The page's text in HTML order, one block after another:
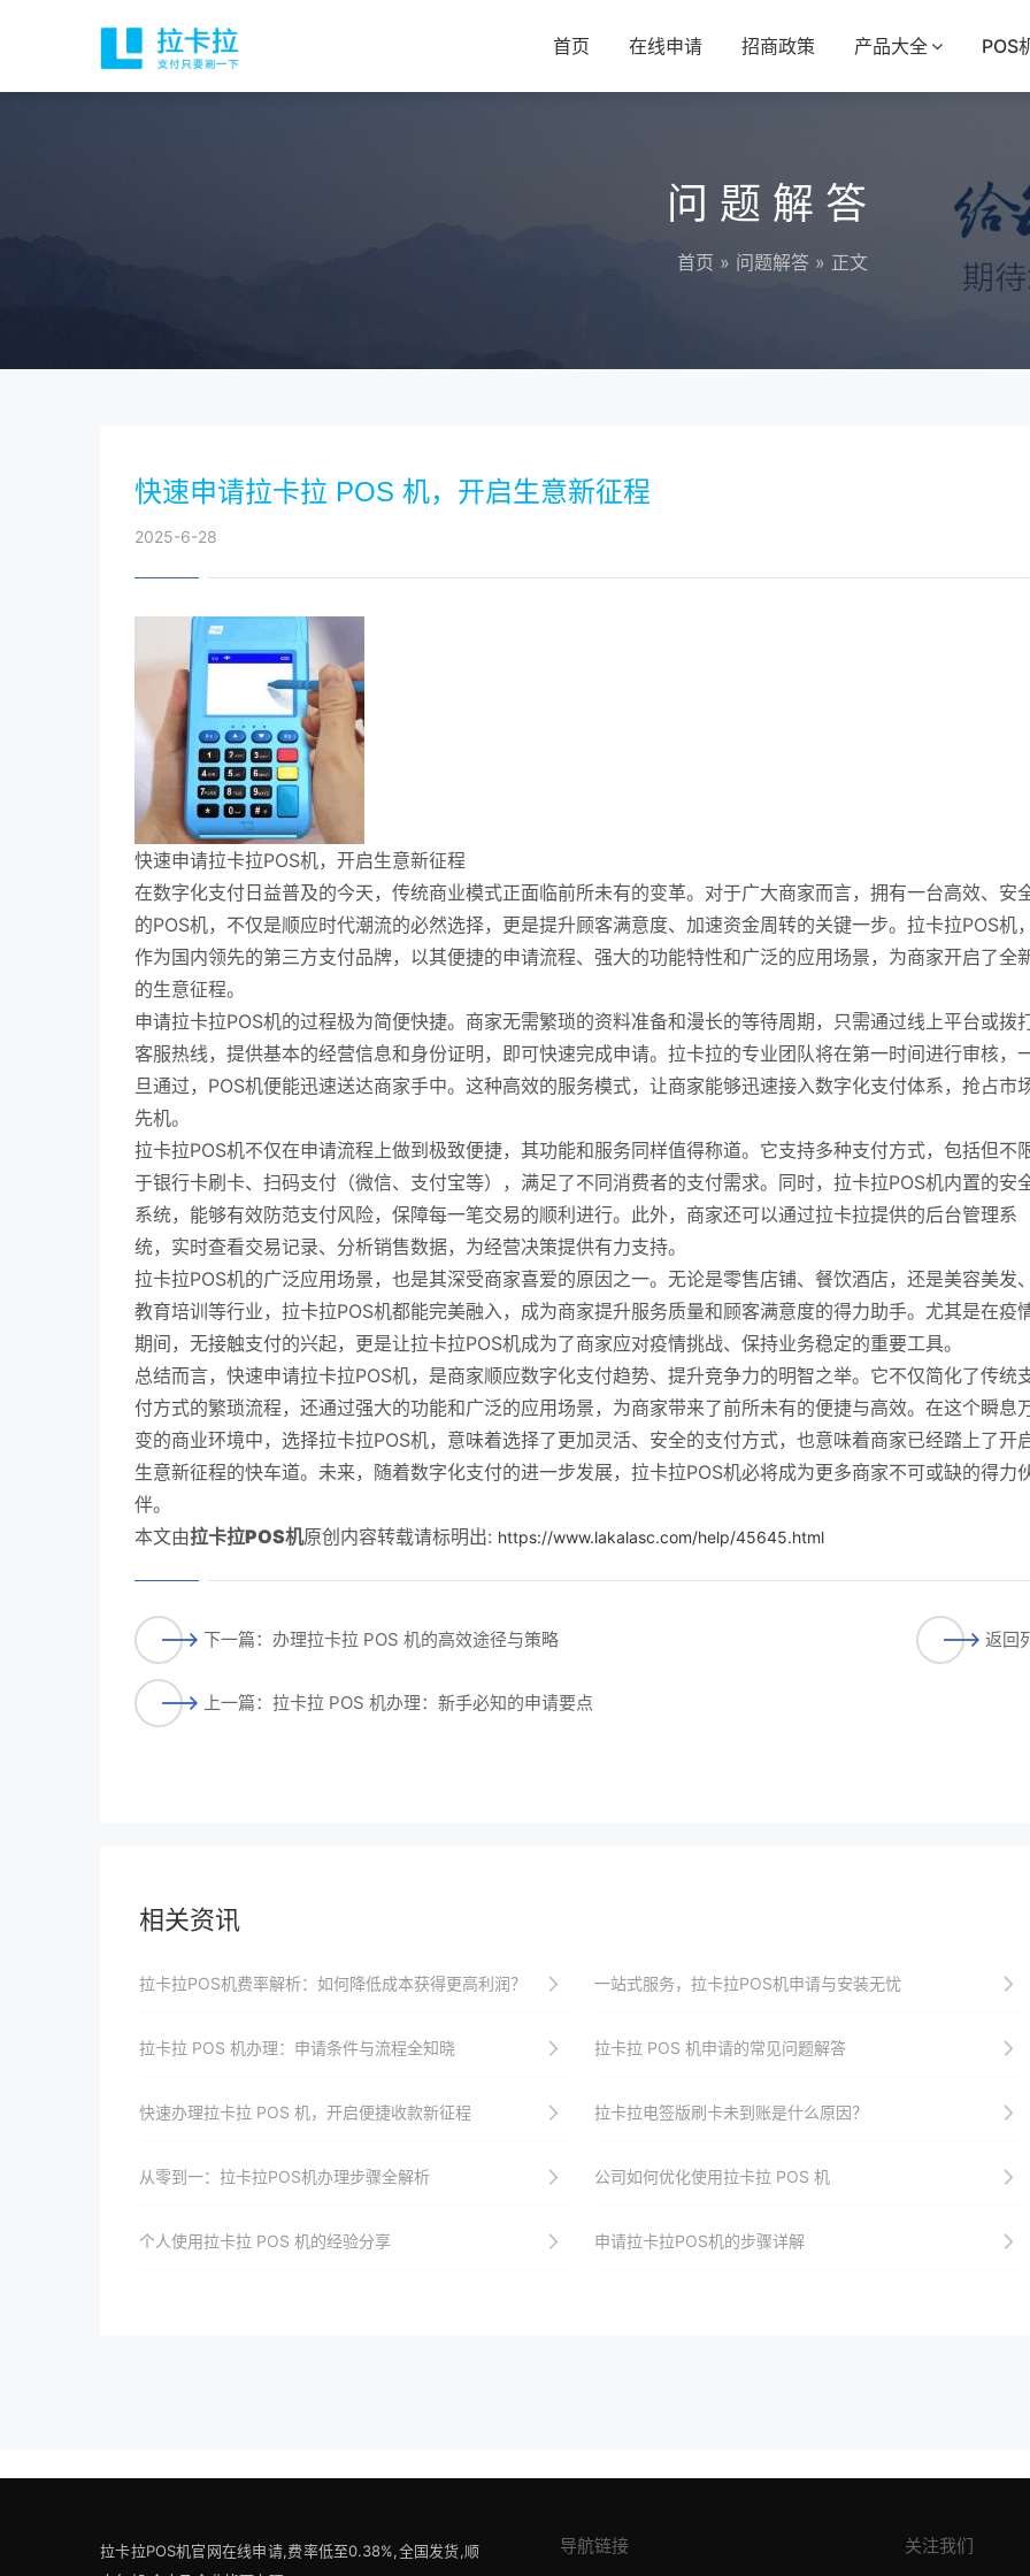
首页 在线申请 招商政策 产品大全 POS
问题解答
首页 » 问题解答 » 正文
快速申请拉卡拉 POS 机，开启生意新征程
2025-6-28
快速申请拉卡拉POS机，开启生意新征程
在数字化支付日益普及的今天，传统商业模式正面临前所未有的变革。对于广大商家而言，拥有一台高效、安
的POS机，不仅是顺应时代潮流的必然选择，更是提升顾客满意度、加速资金周转的关键一步。拉卡拉POS机
作为国内领先的第三方支付品牌，以其便捷的申请流程、强大的功能特性和广泛的应用场景，为商家开启了全
的生意征程。
申请拉卡拉POS机的过程极为简便快捷。商家无需繁琐的资料准备和漫长的等待周期，只需通过线上平台或拨
客服热线，提供基本的经营信息和身份证明，即可快速完成申请。拉卡拉的专业团队将在第一时间进行审核，
旦通过，POS机便能迅速送达商家手中。这种高效的服务模式，让商家能够迅速接入数字化支付体系，抢占市
先机。
拉卡拉POS机不仅在申请流程上做到极致便捷，其功能和服务同样值得称道。它支持多种支付方式，包括但不
于银行卡刷卡、扫码支付（微信、支付宝等），满足了不同消费者的支付需求。同时，拉卡拉POS机内置的安
系统，能够有效防范支付风险，保障每一笔交易的顺利进行。此外，商家还可以通过拉卡拉提供的后台管理系
统，实时查看交易记录、分析销售数据，为经营决策提供有力支持。
拉卡拉POS机的广泛应用场景，也是其深受商家喜爱的原因之一。无论是零售店铺、餐饮酒店，还是美容美发
教育培训等行业，拉卡拉POS机都能完美融入，成为商家提升服务质量和顾客满意度的得力助手。尤其是在疫
期间，无接触支付的兴起，更是让拉卡拉POS机成为了商家应对疫情挑战、保持业务稳定的重要工具。
总结而言，快速申请拉卡拉POS机，是商家顺应数字化支付趋势、提升竞争力的明智之举。它不仅简化了传统
付方式的繁琐流程，还通过强大的功能和广泛的应用场景，为商家带来了前所未有的便捷与高效。在这个瞬息
变的商业环境中，选择拉卡拉POS机，意味着选择了更加灵活、安全的支付方式，也意味着商家已经踏上了开
生意新征程的快车道。未来，随着数字化支付的进一步发展，拉卡拉POS机必将成为更多商家不可或缺的得力
伴。
本文由拉卡拉POS机原创内容转载请标明出: https://www.lakalasc.com/help/45645.html
下一篇：办理拉卡拉 POS 机的高效途径与策略
上一篇：拉卡拉 POS 机办理：新手必知的申请要点
返回
相关资讯
拉卡拉POS机费率解析：如何降低成本获得更高利润？ 一站式服务，拉卡拉POS机申请与安装无忧
拉卡拉 POS 机办理：申请条件与流程全知晓 拉卡拉 POS 机申请的常见问题解答
快速办理拉卡拉 POS 机，开启便捷收款新征程 拉卡拉电签版刷卡未到账是什么原因？
从零到一：拉卡拉POS机办理步骤全解析 公司如何优化使用拉卡拉 POS 机
个人使用拉卡拉 POS 机的经验分享 申请拉卡拉POS机的步骤详解
拉卡拉POS机官网在线申请,费率低至0.38%,全国发货,顺
导航链接 关注我们